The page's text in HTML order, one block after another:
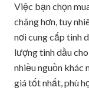
Việc bạn chọn
chăng hơn, tuy
nơi cung cấp tinh
lượng tinh dầu
nhiều nguồn khác
giá tốt nhất, phù